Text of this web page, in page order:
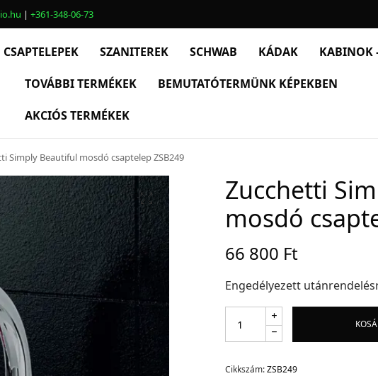
| +361-348-06-73
CSAPTELEPEK SZANITEREK SCHWAB KÁDAK KABINOK
TOVÁBBI TERMÉKEK BEMUTATÓTERMÜNK KÉPEKBEN
AKCIÓS TERMÉKEK
Simply Beautiful mosdó csaptelep ZSB249
Zucchetti
mosdó
66 800 Ft
Engedélyezett
Cikkszám:ZSB249